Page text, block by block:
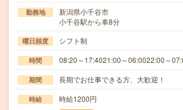
勤務地
新潟県小千谷市
小千谷駅から車8分
曜日頻度 シフト制
時間 08:20～17:4021:00～06:0022:00～
期間 長期でお仕事できる方、大歓迎！
時給 時給1200円